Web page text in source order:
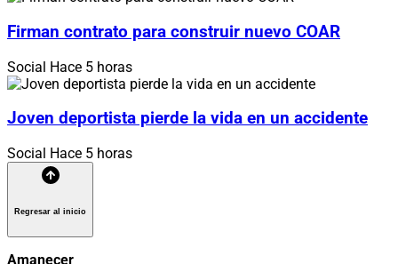
Firman contrato para construir nuevo COAR
Social Hace 5 horas
Joven deportista pierde la vida en un accidente
Social Hace 5 horas
Regresar al inicio
Amanecer